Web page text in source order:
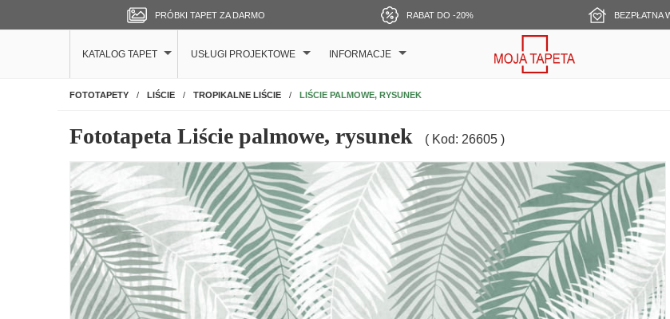
PRÓBKI TAPET ZA DARMO RABAT DO -20% BEZPŁATNA
KATALOG TAPET USŁUGI PROJEKTOWE INFORMACJE
FOTOTAPETYNA ŚCIANĘ
LIŚCIE TROPIKALNE LIŚCIE LIŚCIE PALMOWE, RYSUNEK
Fototapeta Liście palmowe, rysunek ( Kod: 26605 )